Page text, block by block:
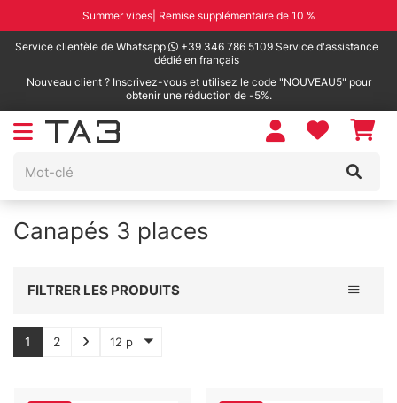
Summer vibes| Remise supplémentaire de 10 %
Service clientèle de Whatsapp
+39 346 786 5109 Service d'assistance
dédié en français
Nouveau client ? Inscrivez-vous et utilisez le code "NOUVEAU5" pour
obtenir une réduction de -5%.
Canapés 3 places
Toggle
FILTRER LES PRODUITS
1 2 12 p